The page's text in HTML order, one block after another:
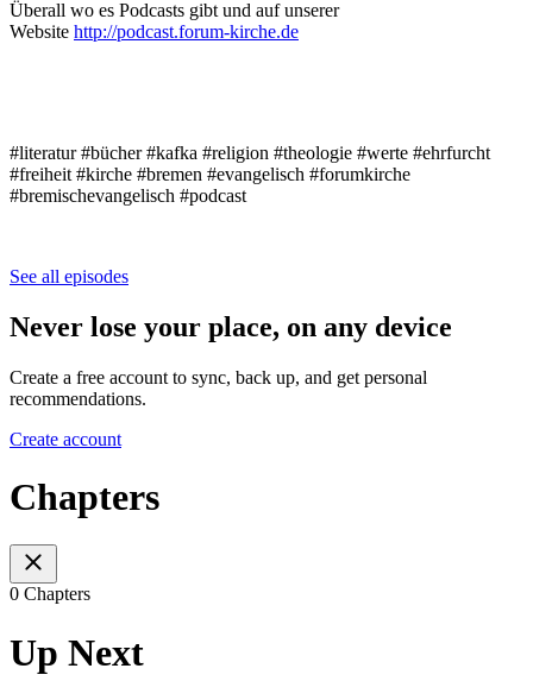
Überall wo es Podcasts gibt und auf unserer
Website http://podcast.forum-kirche.de
#literatur #bücher #kafka #religion #theologie #werte #ehrfurcht
#freiheit #kirche #bremen #evangelisch #forumkirche
#bremischevangelisch #podcast
See all episodes
Never lose your place, on any device
Create a free account to sync, back up, and get personal
recommendations.
Create account
Chapters
0 Chapters
Up Next